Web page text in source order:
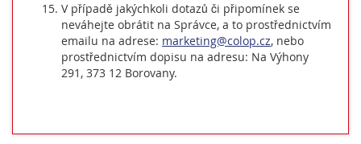
V případě jakýchkoli dotazů či připomínek se
neváhejte obrátit na Správce, a to prostřednictvím
emailu na adrese: marketing@colop.cz, nebo
prostřednictvím dopisu na adresu: Na Výhony
291, 373 12 Borovany.